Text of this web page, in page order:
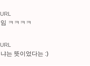
URL
ㅋㅋㅋㅋ
URL
는 뜻이었다는 :)